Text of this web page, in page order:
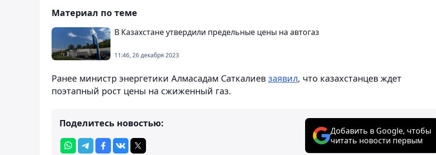
Материал по теме
В Казахстане утвердили предельные цены на автогаз
11:46, 26 декабря 2023
Ранее министр энергетики Алмасадам Саткалиев заявил, что казахстанцев ждет
поэтапный рост цены на сжиженный газ.
Поделитесь новостью:
Добавить в Google, чтобы
читать новости первым